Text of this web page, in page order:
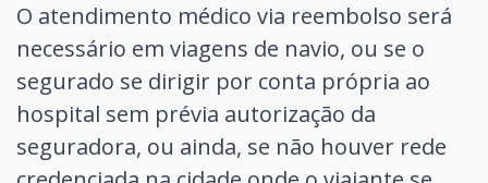
O atendimento médico via reembolso será
necessário em viagens de navio, ou se o
segurado se dirigir por conta própria ao
hospital sem prévia autorização da
seguradora, ou ainda, se não houver rede